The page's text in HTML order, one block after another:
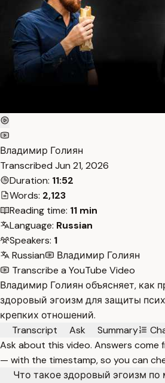
Владимир Голиян
Transcribed Jun 21, 2026
Duration: 11:52
Words: 2,123
Reading time: 11 min
Language: Russian
Speakers: 1
Russian
Владимир Голиян
Transcribe a YouTube Video
Владимир Голиян объясняет, как
здоровый эгоизм для защиты
крепких отношений.
Transcript
Ask Summary
Ask about this video. Answers
— with the timestamp, so you can
Что такое здоровый эгоизм